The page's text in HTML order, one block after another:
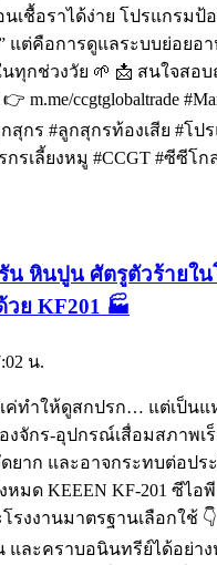
เชื้อราได้ง่าย โปรแกรมป้
แต่คือการดูแลระบบย่อยอ
ทุกช่วงวัย 🌱 📩 สนใจสอบ
m.me/ccgtglobaltrade
กร #ลูกสุกรท้องเสีย #โป
กรเลี้ยงหมู #CCGT #ซีซีโก
หินปูน ศัตรูตัวร้ายใน
วย KF201 🏭
น.
ค่ทำให้ดูสกปรก… แต่เป็นแ
งจักร-อุปกรณ์เสื่อมสภาพเ
ยาก และอาจกระทบต่อปร
มด KEEEN KF-201 ซีไอ
งงานมาตรฐานเลือกใช้
ละคราบอนินทรีย์ได้อย่าง